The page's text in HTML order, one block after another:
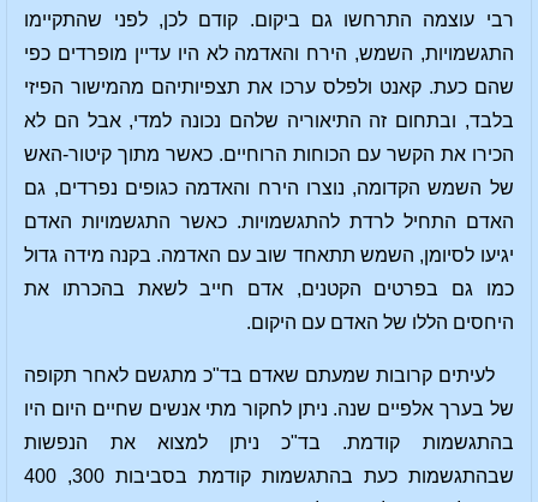
רבי עוצמה התרחשו גם ביקום. קודם לכן, לפני שהתקיימו
התגשמויות, השמש, הירח והאדמה לא היו עדיין מופרדים כפי
שהם כעת. קאנט ולפלס ערכו את תצפיותיהם מהמישור הפיזי
בלבד, ובתחום זה התיאוריה שלהם נכונה למדי, אבל הם לא
הכירו את הקשר עם הכוחות הרוחיים. כאשר מתוך קיטור-האש
של השמש הקדומה, נוצרו הירח והאדמה כגופים נפרדים, גם
האדם התחיל לרדת להתגשמויות. כאשר התגשמויות האדם
יגיעו לסיומן, השמש תתאחד שוב עם האדמה. בקנה מידה גדול
כמו גם בפרטים הקטנים, אדם חייב לשאת בהכרתו את
היחסים הללו של האדם עם היקום.
לעיתים קרובות שמעתם שאדם בד"כ מתגשם לאחר תקופה
של בערך אלפיים שנה. ניתן לחקור מתי אנשים שחיים היום היו
בהתגשמות קודמת. בד"כ ניתן למצוא את הנפשות
שבהתגשמות כעת בהתגשמות קודמת בסביבות 300, 400